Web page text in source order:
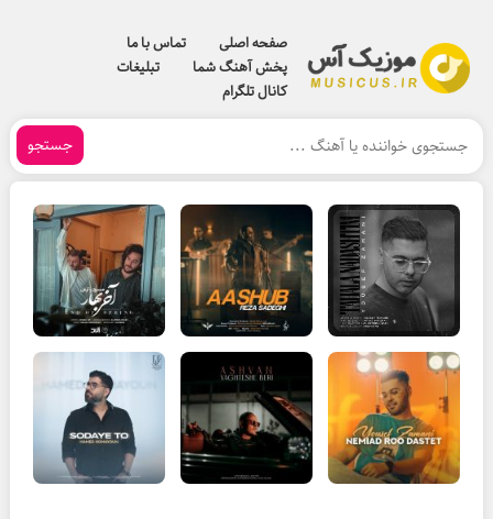
صفحه اصلی
تماس با ما
پخش آهنگ شما
تبلیغات
کانال تلگرام
جستجو